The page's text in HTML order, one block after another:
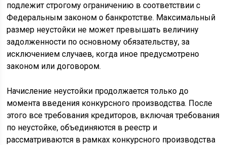
подлежит строгому ограничению в соответствии с
Федеральным законом о банкротстве. Максимальный
размер неустойки не может превышать величину
задолженности по основному обязательству, за
исключением случаев, когда иное предусмотрено
законом или договором.
Начисление неустойки продолжается только до
момента введения конкурсного производства. После
этого все требования кредиторов, включая требования
по неустойке, объединяются в реестр и
рассматриваются в рамках конкурсного производства